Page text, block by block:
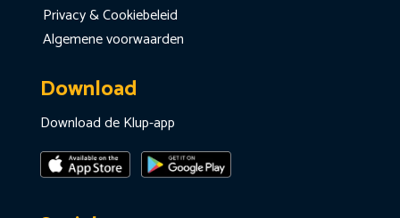
Privacy & Cookiebeleid
Algemene voorwaarden
Download
Download de Klup-app